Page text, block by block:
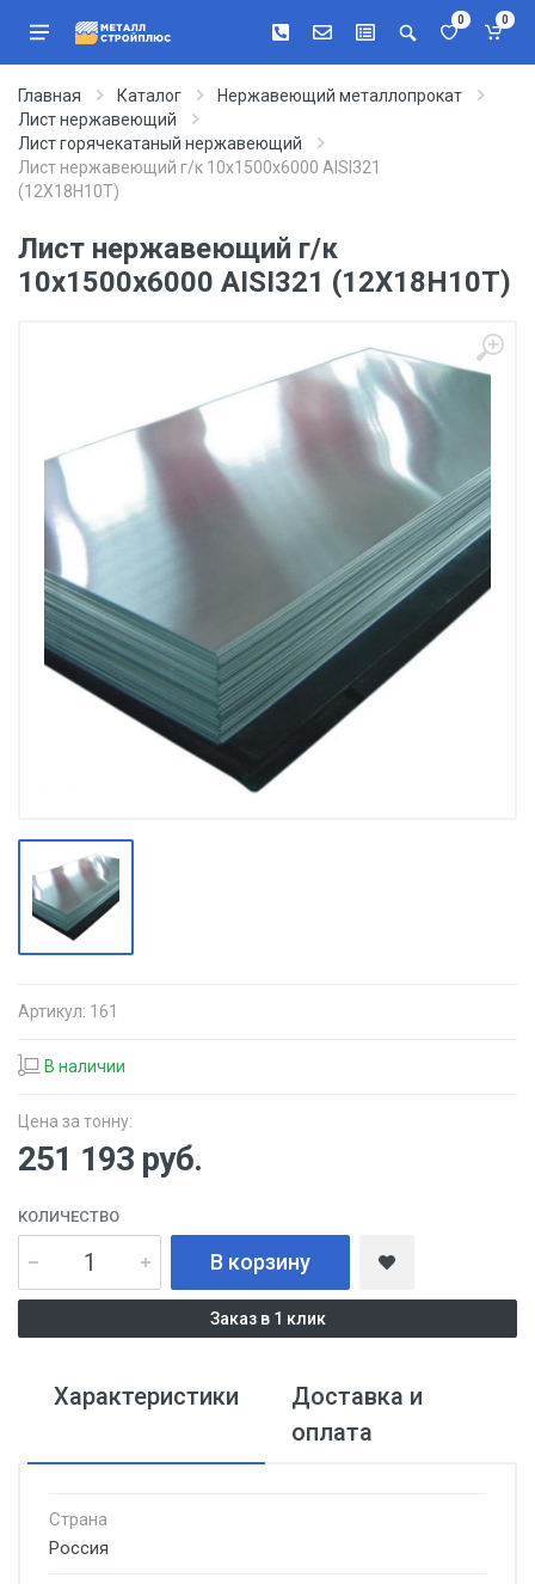
0 0
Главная Каталог
Нержавеющий металлопрокат
Лист нержавеющий
Лист горячекатаный нержавеющий
Лист нержавеющий г/к 10х1500х6000 AISI321
(12Х18Н10Т)
Лист нержавеющий г/к
10х1500х6000 AISI321 (12Х18Н10Т)
Артикул: 161
В наличии
Цена за тонну:
251 193 руб.
КОЛИЧЕСТВО
В корзину
Заказ в 1 клик
Характеристики
Доставка и
оплата
Страна
Россия